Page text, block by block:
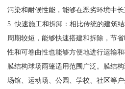
污染和耐候性能，能够在恶劣环境中长
5. 快速施工和拆卸：相比传统的建筑
周期较短，能够快速搭建和拆除，节
性和可卷曲性也能够方便地进行运输和
膜结构球场雨篷适用范围广泛。膜结
场馆、运动场、公园、学校、社区等户